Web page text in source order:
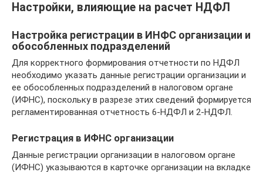
Настройки, влияющие на расчет НДФЛ
Настройка регистрации в ИНФС организации и
обособленных подразделений
Для корректного формирования отчетности по НДФЛ
необходимо указать данные регистрации организации и
ее обособленных подразделений в налоговом органе
(ИФНС), поскольку в разрезе этих сведений формируется
регламентированная отчетность 6-НДФЛ и 2-НДФЛ.
Регистрация в ИФНС организации
Данные регистрации организации в налоговом органе
(ИФНС) указываются в карточке организации на вкладке